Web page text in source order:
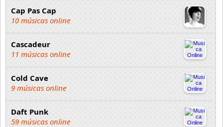
Cap Pas Cap
10 músicas online
Cascadeur
11 músicas online
Cold Cave
9 músicas online
Daft Punk
59 músicas online